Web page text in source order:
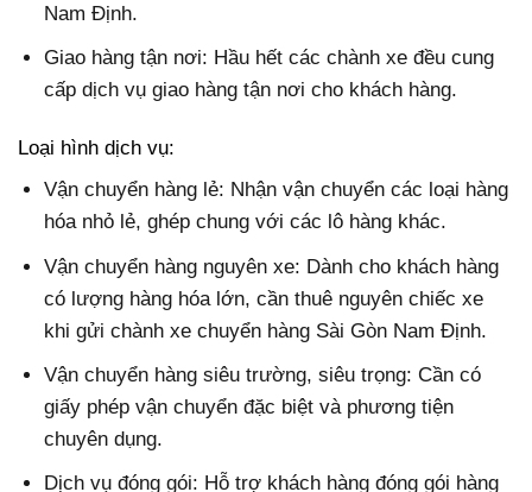
Nam Định.
Giao hàng tận nơi: Hầu hết các chành xe đều cung
cấp dịch vụ giao hàng tận nơi cho khách hàng.
Loại hình dịch vụ:
Vận chuyển hàng lẻ: Nhận vận chuyển các loại hàng
hóa nhỏ lẻ, ghép chung với các lô hàng khác.
Vận chuyển hàng nguyên xe: Dành cho khách hàng
có lượng hàng hóa lớn, cần thuê nguyên chiếc xe
khi gửi chành xe chuyển hàng Sài Gòn Nam Định.
Vận chuyển hàng siêu trường, siêu trọng: Cần có
giấy phép vận chuyển đặc biệt và phương tiện
chuyên dụng.
Dịch vụ đóng gói: Hỗ trợ khách hàng đóng gói hàng